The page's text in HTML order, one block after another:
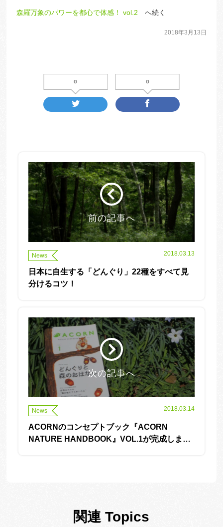
森羅万象のパワーを都心で体感！ vol.2へ続く
2018年3月13日
0 0
前の記事へ
News 2018.03.13
日本に自生する「どんぐり」22種をすべて見
分けるコツ！
次の記事へ
News 2018.03.14
ACORNのコンセプトブック『ACORN
NATURE HANDBOOK』VOL.1が完成しまし
関連 Topics